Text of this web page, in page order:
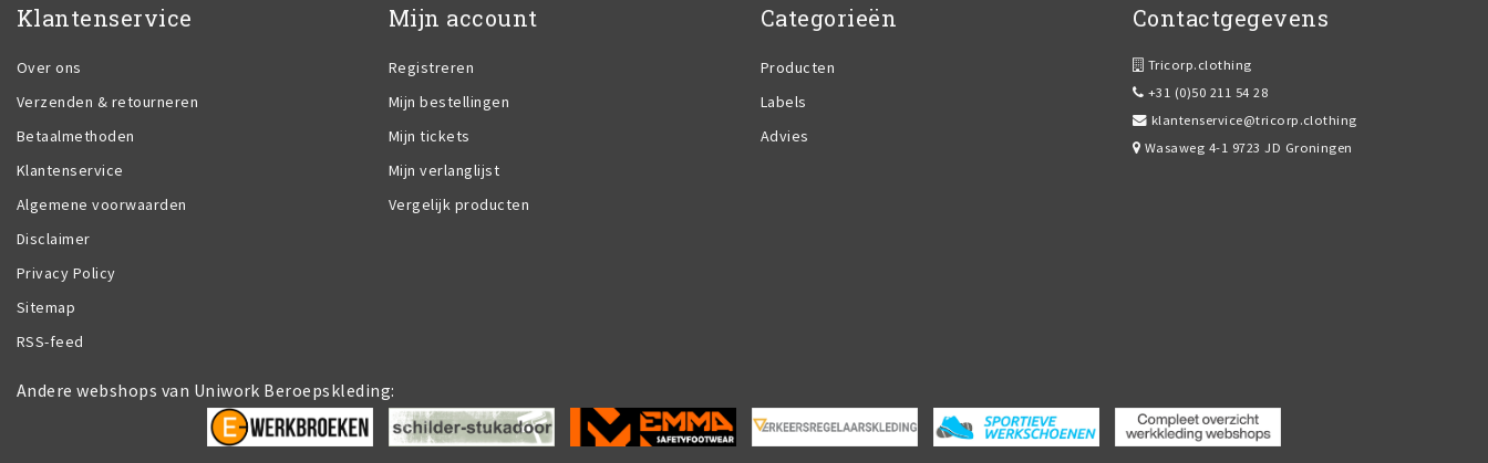
Klantenservice
Over ons
Verzenden & retourneren
Betaalmethoden
Klantenservice
Algemene voorwaarden
Disclaimer
Privacy Policy
Sitemap
RSS-feed
Mijn account
Registreren
Mijn bestellingen
Mijn tickets
Mijn verlanglijst
Vergelijk producten
Categorieën
Producten
Labels
Advies
Contactgegevens
Tricorp.clothing
+31 (0)50 211 54 28
klantenservice@tricorp.clothing
Wasaweg 4-1 9723 JD Groningen
Andere webshops van Uniwork Beroepskleding: